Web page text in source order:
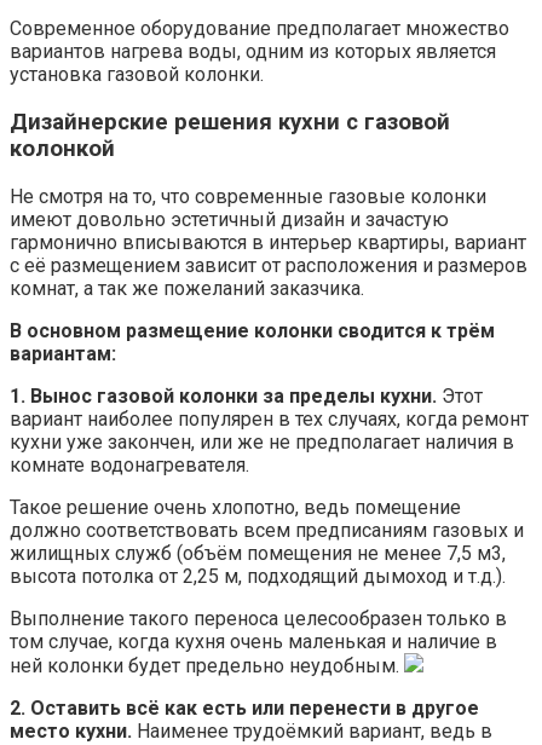
Современное оборудование предполагает множество
вариантов нагрева воды, одним из которых является
установка газовой колонки.
Дизайнерские решения кухни с газовой
колонкой
Не смотря на то, что современные газовые колонки
имеют довольно эстетичный дизайн и зачастую
гармонично вписываются в интерьер квартиры, вариант
с её размещением зависит от расположения и размеров
комнат, а так же пожеланий заказчика.
В основном размещение колонки сводится к трём
вариантам:
1. Вынос газовой колонки за пределы кухни. Этот
вариант наиболее популярен в тех случаях, когда ремонт
кухни уже закончен, или же не предполагает наличия в
комнате водонагревателя.
Такое решение очень хлопотно, ведь помещение
должно соответствовать всем предписаниям газовых и
жилищных служб (объём помещения не менее 7,5 м3,
высота потолка от 2,25 м, подходящий дымоход и т.д.).
Выполнение такого переноса целесообразен только в
том случае, когда кухня очень маленькая и наличие в
ней колонки будет предельно неудобным.
2. Оставить всё как есть или перенести в другое
место кухни. Наименее трудоёмкий вариант, ведь в